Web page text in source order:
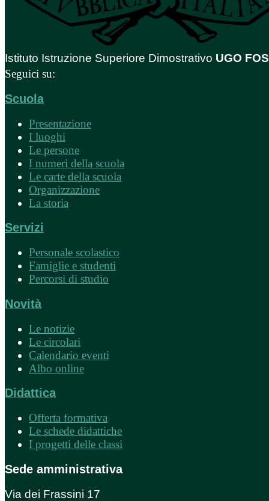
Istituto Istruzione Superiore Dimostrativo UGO
Seguici su:
Scuola
Presentazione
I luoghi
Le persone
I numeri della scuola
Le carte della scuola
Organizzazione
La storia
Servizi
Personale scolastico
Famiglie e studenti
Percorsi di studio
Novità
Le notizie
Le circolari
Calendario eventi
Albo online
Didattica
Offerta formativa
Le schede didattiche
I progetti delle classi
Sede amministrativa
Via dei Frassini 17